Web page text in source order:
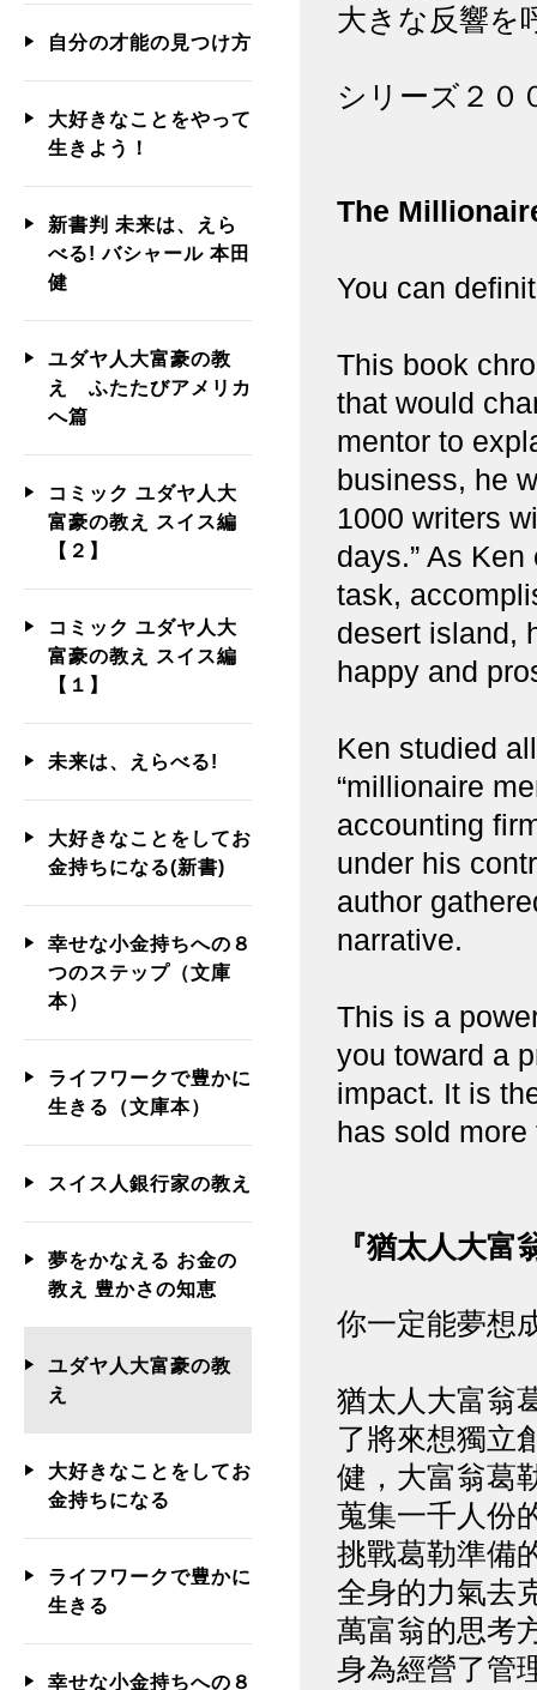
大きな反響を
シリーズ２０
The
You can
This book
that would
mentor to
business, he
1000 writers
days.” As
task,
desert island,
happy and
Ken studied
“millionaire
accounting
under his
author
narrative.
This is a
you toward a
impact. It is
has sold
『猶太人大
你一定能夢想
猶太人大富翁
了將來想獨立
健，大富翁葛
蒐集一千人份
挑戰葛勒準備
全身的力氣去
萬富翁的思考
身為經營了管
自分の才能の見つけ方
大好きなことをやって
生きよう！
新書判 未来は、えら
べる! バシャール 本田
健
ユダヤ人大富豪の教
え ふたたびアメリカ
へ篇
コミック ユダヤ人大
富豪の教え スイス編
【２】
コミック ユダヤ人大
富豪の教え スイス編
【１】
未来は、えらべる!
大好きなことをしてお
金持ちになる(新書)
幸せな小金持ちへの８
つのステップ（文庫
本）
ライフワークで豊かに
生きる（文庫本）
スイス人銀行家の教え
夢をかなえる お金の
教え 豊かさの知恵
ユダヤ人大富豪の教
え
大好きなことをしてお
金持ちになる
ライフワークで豊かに
生きる
幸せな小金持ちへの８